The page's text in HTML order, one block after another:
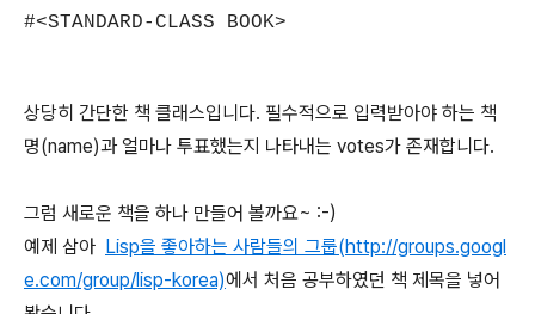
#<STANDARD-CLASS BOOK>
상당히 간단한 책 클래스입니다. 필수적으로 입력받아야 하는 책
명(name)과 얼마나 투표했는지 나타내는 votes가 존재합니다.
그럼 새로운 책을 하나 만들어 볼까요~ :-)
예제 삼아 Lisp을 좋아하는 사람들의 그룹(http://groups.googl
e.com/group/lisp-korea)에서 처음 공부하였던 책 제목을 넣어